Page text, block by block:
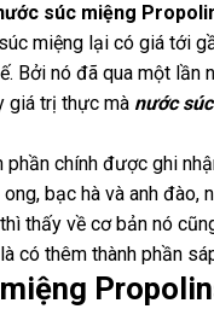
súc miệng
miệng lại có giá tới
Bởi nó đã qua một lần
giá trị thực mà nước
chính được ghi
bạc hà và anh
thấy về cơ bản nó
có thêm thành phần